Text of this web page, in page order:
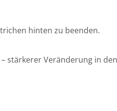
hinten zu beenden.
stärkerer Veränderung in